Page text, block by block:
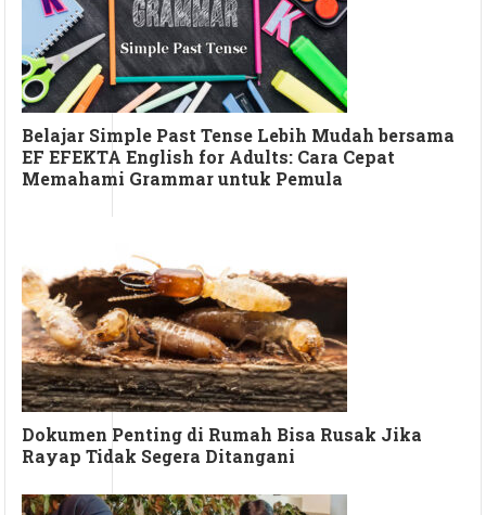
Belajar Simple Past Tense Lebih Mudah bersama
EF EFEKTA English for Adults: Cara Cepat
Memahami Grammar untuk Pemula
Dokumen Penting di Rumah Bisa Rusak Jika
Rayap Tidak Segera Ditangani